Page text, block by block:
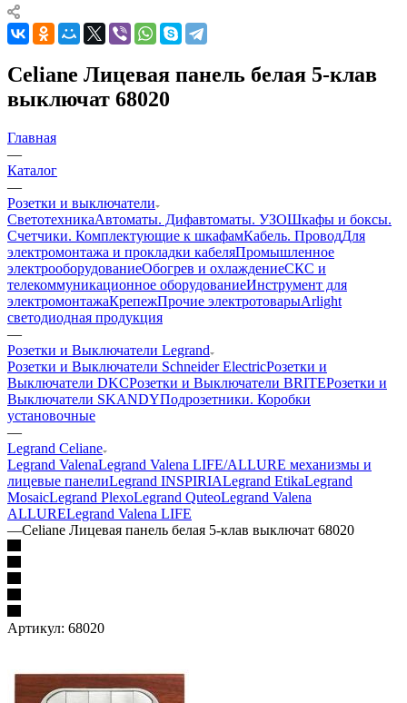
Celiane Лицевая панель белая 5-клав
выключат 68020
Главная
—
Каталог
—
Розетки и выключатели
СветотехникаАвтоматы. Дифавтоматы. УЗОШкафы и боксы.
Счетчики. Комплектующие к шкафамКабель. ПроводДля
электромонтажа и прокладки кабеляПромышленное
электрооборудованиеОбогрев и охлаждениеСКС и
телекоммуникационное оборудованиеИнструмент для
электромонтажаКрепежПрочие электротоварыArlight
светодиодная продукция
—
Розетки и Выключатели Legrand
Розетки и Выключатели Schneider ElectricРозетки и
Выключатели DKCРозетки и Выключатели BRITEРозетки и
Выключатели SKANDYПодрозетники. Коробки
установочные
—
Legrand Celiane
Legrand ValenaLegrand Valena LIFE/ALLURE механизмы и
лицевые панелиLegrand INSPIRIALegrand EtikaLegrand
MosaicLegrand PlexoLegrand QuteoLegrand Valena
ALLURELegrand Valena LIFE
—Celiane Лицевая панель белая 5-клав выключат 68020
Артикул: 68020